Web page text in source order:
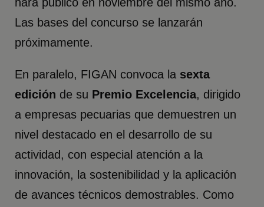
Las bases del concurso se lanzarán
próximamente.
En paralelo, FIGAN convoca la sexta
edición de su Premio Excelencia, dirigido
a empresas pecuarias que demuestren un
nivel destacado en el desarrollo de su
actividad, con especial atención a la
innovación, la sostenibilidad y la aplicación
de avances técnicos demostrables. Como